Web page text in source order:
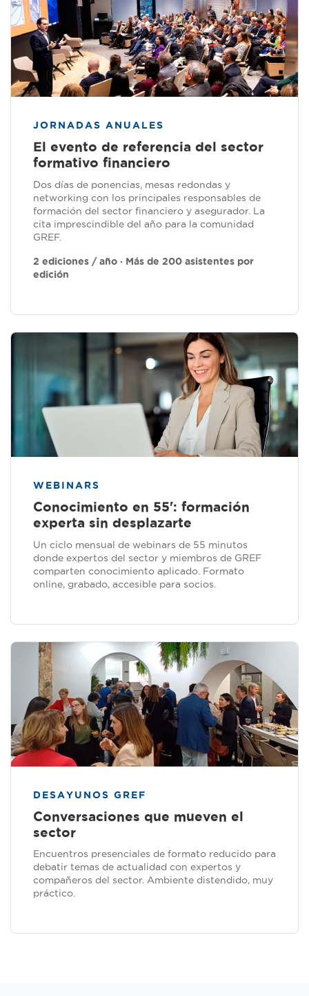
JORNADAS ANUALES
El evento de referencia del sector
formativo financiero
Dos días de ponencias, mesas redondas y
networking con los principales responsables de
formación del sector financiero y asegurador. La
cita imprescindible del año para la comunidad
GREF.
2 ediciones / año · Más de 200 asistentes por
edición
WEBINARS
Conocimiento en 55': formación
experta sin desplazarte
Un ciclo mensual de webinars de 55 minutos
donde expertos del sector y miembros de GREF
comparten conocimiento aplicado. Formato
online, grabado, accesible para socios.
DESAYUNOS GREF
Conversaciones que mueven el
sector
Encuentros presenciales de formato reducido para
debatir temas de actualidad con expertos y
compañeros del sector. Ambiente distendido, muy
práctico.